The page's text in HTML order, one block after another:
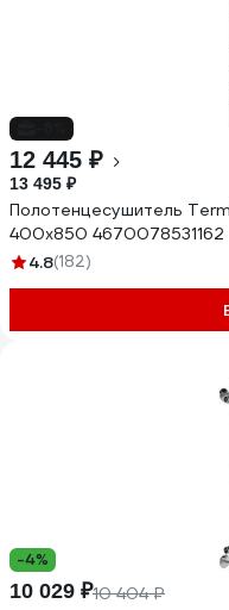
12 445 ₽
13 495 ₽
Полотенцесушитель
400x850 4670078531162
4.8(182)
-4%
10 029 ₽10 404 ₽